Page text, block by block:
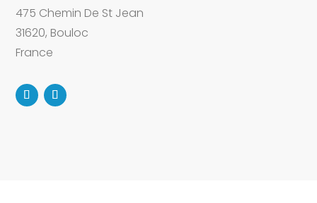
475 Chemin De St Jean
31620, Bouloc
France